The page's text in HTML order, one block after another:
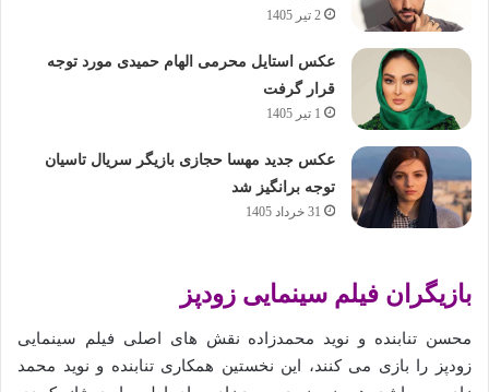
2 تیر 1405
عکس استایل محرمی الهام حمیدی مورد توجه
قرار گرفت
1 تیر 1405
عکس جدید مهسا حجازی بازیگر سریال تاسیان
توجه برانگیز شد
31 خرداد 1405
بازیگران فیلم سینمایی زودپز
محسن تنابنده و نوید محمدزاده نقش های اصلی فیلم سینمایی
زودپز را بازی می کنند، این نخستین همکاری تنابنده و نوید محمد